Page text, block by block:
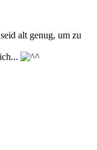
alt genug, um zu